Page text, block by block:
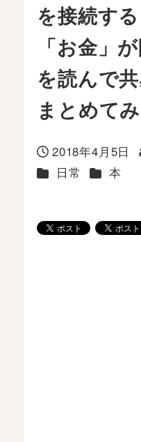
を接続す
「お金」
を読んで
まとめて
投稿日
2018年4月5日
カテゴリー
日常 カテゴリ
本